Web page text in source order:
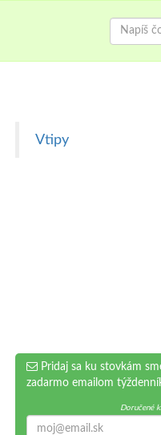
Vtipy
Pridaj sa ku stovkám
zadarmo emailom
Doručené